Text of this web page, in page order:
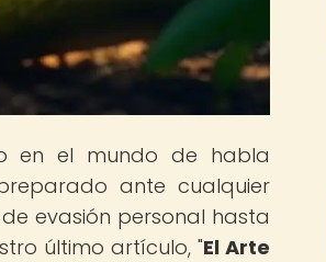
en el mundo de habla
ante cualquier
evasión personal hasta
último artículo, "El Arte